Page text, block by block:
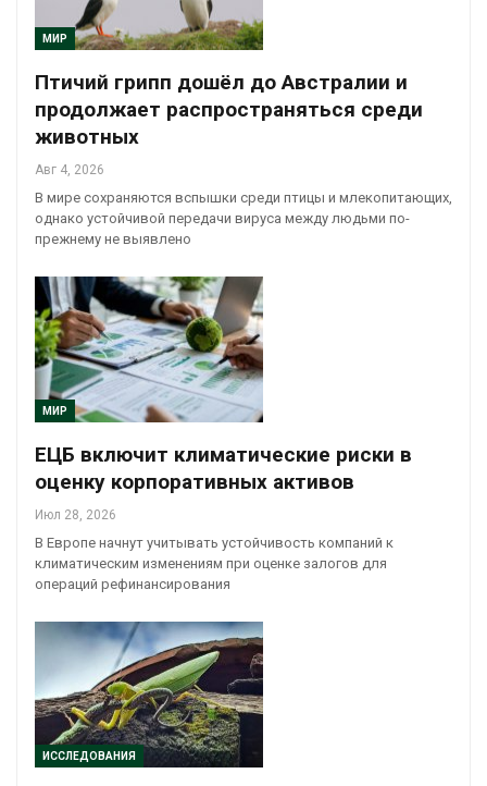
МИР
Птичий грипп дошёл до Австралии и
продолжает распространяться среди
животных
Авг 4, 2026
В мире сохраняются вспышки среди птицы и млекопитающих,
однако устойчивой передачи вируса между людьми по-
прежнему не выявлено
МИР
ЕЦБ включит климатические риски в
оценку корпоративных активов
Июл 28, 2026
В Европе начнут учитывать устойчивость компаний к
климатическим изменениям при оценке залогов для
операций рефинансирования
ИССЛЕДОВАНИЯ